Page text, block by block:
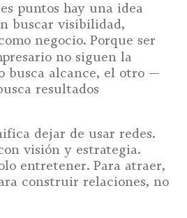
puntos hay una idea
buscar visibilidad,
negocio. Porque ser
no siguen la
busca alcance, el otro —
resultados
dejar de usar redes.
visión y estrategia.
entretener. Para atraer,
construir relaciones, no